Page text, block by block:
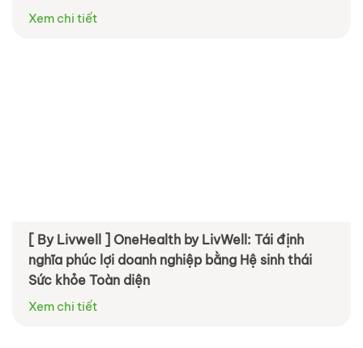
Xem chi tiết
[ By Livwell ] OneHealth by LivWell: Tái định
nghĩa phúc lợi doanh nghiệp bằng Hệ sinh thái
Sức khỏe Toàn diện
Xem chi tiết